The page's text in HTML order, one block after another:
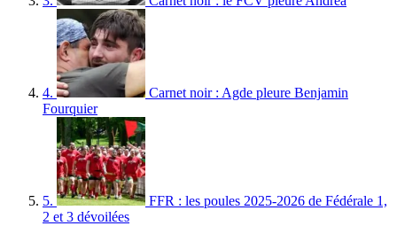
4.
Carnet noir : Agde pleure Benjamin
Fourquier
5.
FFR : les poules 2025-2026 de Fédérale 1,
2 et 3 dévoilées